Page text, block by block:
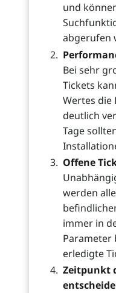
und
abgerufen
Bei sehr
Tickets
Wertes die
deutlich
Tage
Offene
werden
immer in
Parameter
erledigte
Zeitpunkt